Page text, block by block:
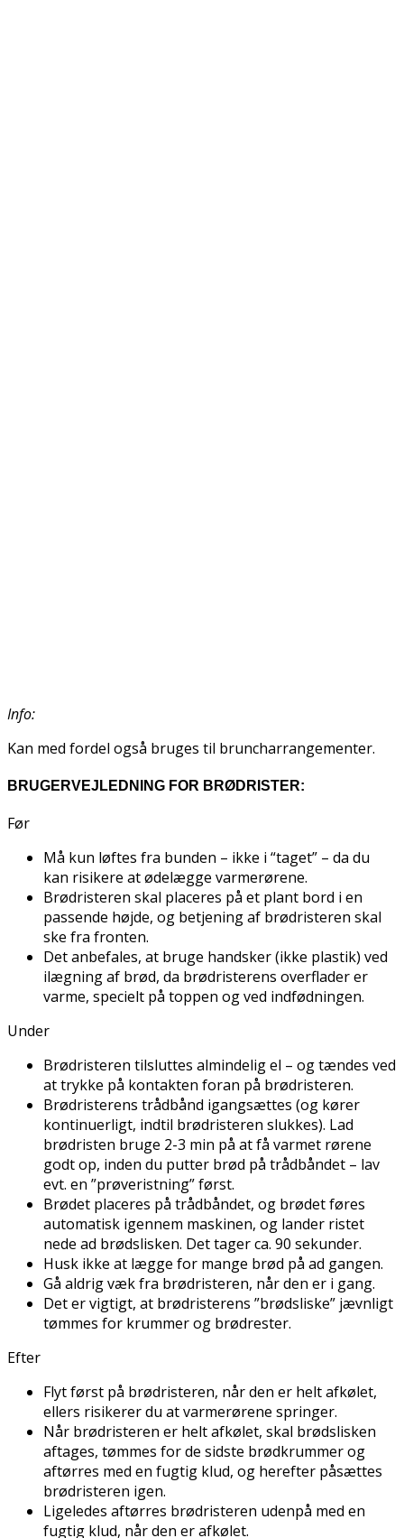
Info:
Kan med fordel også bruges til bruncharrangementer.
BRUGERVEJLEDNING FOR BRØDRISTER:
Før
Må kun løftes fra bunden – ikke i “taget” – da du
kan risikere at ødelægge varmerørene.
Brødristeren skal placeres på et plant bord i en
passende højde, og betjening af brødristeren skal
ske fra fronten.
Det anbefales, at bruge handsker (ikke plastik) ved
ilægning af brød, da brødristerens overflader er
varme, specielt på toppen og ved indfødningen.
Under
Brødristeren tilsluttes almindelig el – og tændes ved
at trykke på kontakten foran på brødristeren.
Brødristerens trådbånd igangsættes (og kører
kontinuerligt, indtil brødristeren slukkes). Lad
brødristen bruge 2-3 min på at få varmet rørene
godt op, inden du putter brød på trådbåndet – lav
evt. en ”prøveristning” først.
Brødet placeres på trådbåndet, og brødet føres
automatisk igennem maskinen, og lander ristet
nede ad brødslisken. Det tager ca. 90 sekunder.
Husk ikke at lægge for mange brød på ad gangen.
Gå aldrig væk fra brødristeren, når den er i gang.
Det er vigtigt, at brødristerens ”brødsliske” jævnligt
tømmes for krummer og brødrester.
Efter
Flyt først på brødristeren, når den er helt afkølet,
ellers risikerer du at varmerørene springer.
Når brødristeren er helt afkølet, skal brødslisken
aftages, tømmes for de sidste brødkrummer og
aftørres med en fugtig klud, og herefter påsættes
brødristeren igen.
Ligeledes aftørres brødristeren udenpå med en
fugtig klud, når den er afkølet.